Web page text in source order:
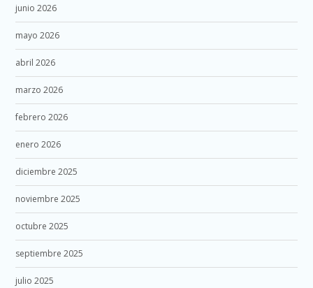
junio 2026
mayo 2026
abril 2026
marzo 2026
febrero 2026
enero 2026
diciembre 2025
noviembre 2025
octubre 2025
septiembre 2025
julio 2025